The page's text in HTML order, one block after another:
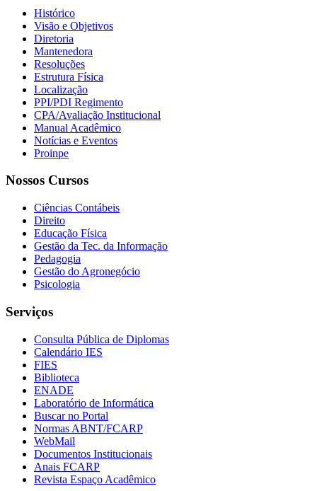
Histórico
Visão e Objetivos
Diretoria
Mantenedora
Resoluções
Estrutura Física
Localização
PPI/PDI Regimento
CPA/Avaliação Institucional
Manual Acadêmico
Notícias e Eventos
Proinpe
Nossos Cursos
Ciências Contábeis
Direito
Educação Física
Gestão da Tec. da Informação
Pedagogia
Gestão do Agronegócio
Psicologia
Serviços
Consulta Pública de Diplomas
Calendário IES
FIES
Biblioteca
ENADE
Laboratório de Informática
Buscar no Portal
Normas ABNT/FCARP
WebMail
Documentos Institucionais
Anais FCARP
Revista Espaço Acadêmico